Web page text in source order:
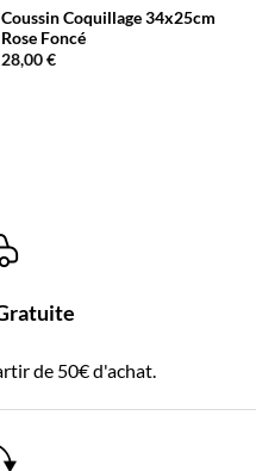
Coussin Coquillage 34x25cm
Rose Foncé
28,00€
de 50€ d'achat.